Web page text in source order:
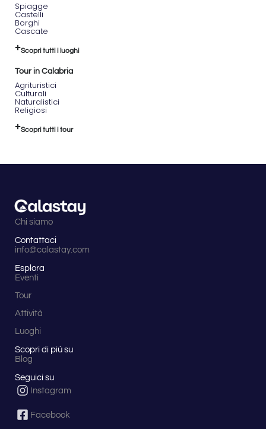
Spiagge
Castelli
Borghi
Cascate
Scopri tutti i luoghi
Tour in Calabria
Agrituristici
Culturali
Naturalistici
Religiosi
Scopri tutti i tour
Chi siamo
Contattaci
info@calastay.com
Esplora
Eventi
Tour
Attività
Luoghi
Scopri di più su
Blog
Seguici su
Instagram
Facebook